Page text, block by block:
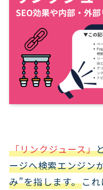
「リンクジュース」
ージへ検索エンジン
み”を指します。こ